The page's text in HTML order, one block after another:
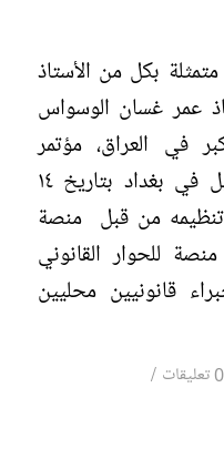
بكل من الأستاذ
عمر غسان الوسواس
في العراق، مؤتمر
قانونجي المقام في فندق بابل في بغداد بتاريخ ١٤
الذي تم تنظيمه من قبل منصة
للحوار القانوني
قانونيين محليين
0 تعليقات /